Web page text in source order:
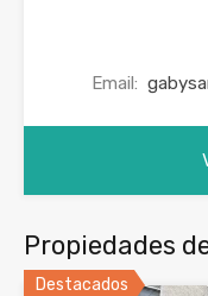
Email:
Propiedades
Destacados